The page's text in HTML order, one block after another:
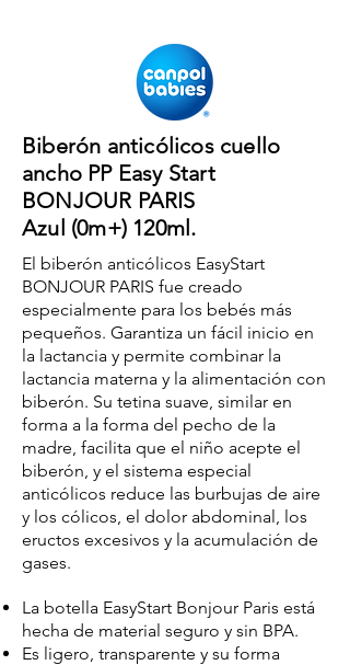
Biberón anticólicos cuello
ancho PP Easy Start
BONJOUR PARIS
Azul (0m+) 120ml.
El biberón anticólicos EasyStart
BONJOUR PARIS fue creado
especialmente para los bebés más
pequeños. Garantiza un fácil inicio en
la lactancia y permite combinar la
lactancia materna y la alimentación con
biberón. Su tetina suave, similar en
forma a la forma del pecho de la
madre, facilita que el niño acepte el
biberón, y el sistema especial
anticólicos reduce las burbujas de aire
y los cólicos, el dolor abdominal, los
eructos excesivos y la acumulación de
gases.
La botella EasyStart Bonjour Paris está
hecha de material seguro y sin BPA.
Es ligero, transparente y su forma